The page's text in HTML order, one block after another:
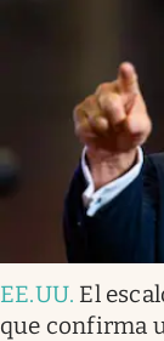
EE.UU. El
que confirma